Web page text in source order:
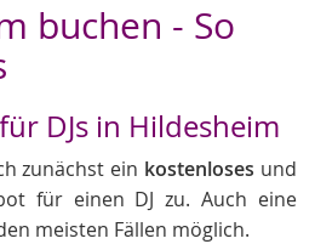
buchen - So
DJs in Hildesheim
zunächst ein kostenloses und
für einen DJ zu. Auch eine
meisten Fällen möglich.